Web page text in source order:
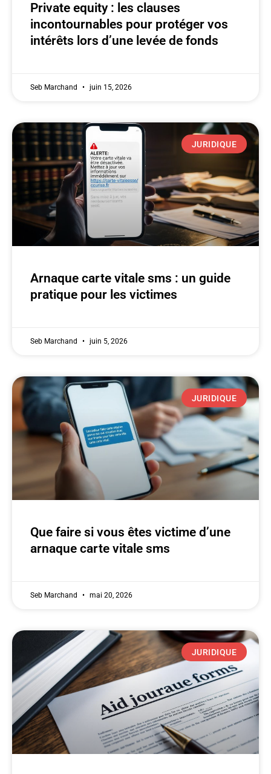
Private equity : les clauses
incontournables pour protéger vos
intérêts lors d’une levée de fonds
Seb Marchand juin 15, 2026
JURIDIQUE
Arnaque carte vitale sms : un guide
pratique pour les victimes
Seb Marchand juin 5, 2026
JURIDIQUE
Que faire si vous êtes victime d’une
arnaque carte vitale sms
Seb Marchand mai 20, 2026
JURIDIQUE